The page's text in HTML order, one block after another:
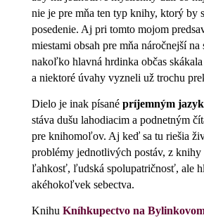
nie je pre mňa ten typ knihy, ktorý by
posedenie. Aj pri tomto mojom
miestami obsah pre mňa náročnejší na
nakoľko hlavná hrdinka občas
a niektoré úvahy vyzneli už trochu
Dielo je inak písané príjemným
stáva dušu lahodiacim a podnetným
pre knihomoľov. Aj keď sa tu riešia
problémy jednotlivých postáv, z
ľahkosť, ľudská spolupatričnosť, ale
akéhokoľvek sebectva.
Knihu Kníhkupectvo na